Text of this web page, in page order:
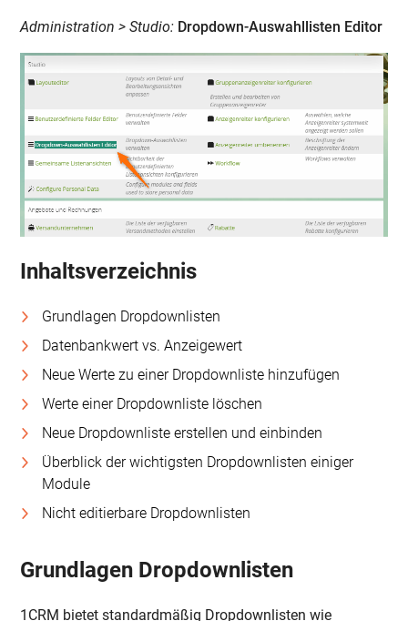
Administration > Studio: Dropdown-Auswahllisten Editor
Inhaltsverzeichnis
Grundlagen Dropdownlisten
Datenbankwert vs. Anzeigewert
Neue Werte zu einer Dropdownliste hinzufügen
Werte einer Dropdownliste löschen
Neue Dropdownliste erstellen und einbinden
Überblick der wichtigsten Dropdownlisten einiger
Module
Nicht editierbare Dropdownlisten
Grundlagen Dropdownlisten
1CRM bietet standardmäßig Dropdownlisten wie